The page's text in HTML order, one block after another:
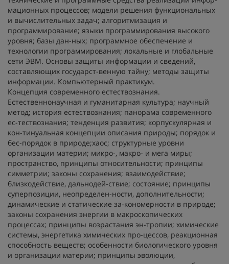
мационных процессов; модели решения функциональных
и вычислительных задач; алгоритмизация и
программирование; языки программирования высокого
уровня; базы дан-ных; программное обеспечение и
технологии программирования; локальные и глобальные
сети ЭВМ. Основы защиты информации и сведений,
составляющих государст-венную тайну; методы защиты
информации. Компьютерный практикум.
Концепция современного естествознания.
Естественнонаучная и гуманитарная культура; научный
метод; история естествознания; панорама современного
ес-тествознания; тенденция развития; корпускулярная и
кон-тинуальная концепции описания природы; порядок и
бес-порядок в природе;хаос; структурные уровни
организации материи; микро-, макро- и мега миры;
пространство, принципы относительности; принципы
симметрии; законы сохранения; взаимодействие;
близкодействие, дальнодей-ствие; состояние; принципы
суперпозиции, неопределен-ности, дополнительности;
динамические и статические за-кономерности в природе;
законы сохранения энергии в макроскопических
процессах; принципы возрастания эн-тропии; химические
системы, энергетика химических про-цессов, реакционная
способность веществ; особенности биологического уровня
и организации материи; принципы эволюции,